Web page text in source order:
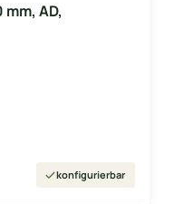
AD,
konfigurierbar